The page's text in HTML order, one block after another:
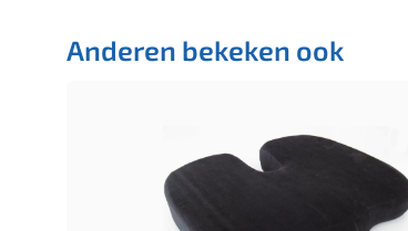
Anderen bekeken ook